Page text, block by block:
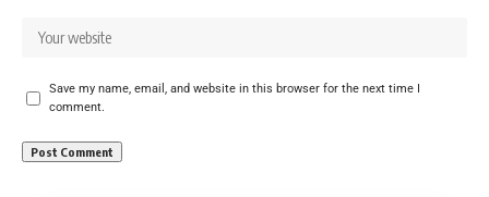
Save my name, email, and website in this browser for the next time I
comment.